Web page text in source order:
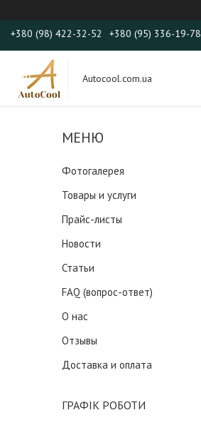
+380 (98) 422-32-52 +380 (95) 336-19-78
Autocool.com.ua
Фотогалерея
Товары и услуги
Прайс-листы
Новости
Статьи
FAQ (вопрос-ответ)
О нас
Отзывы
Доставка и оплата
ГРАФІК РОБОТИ